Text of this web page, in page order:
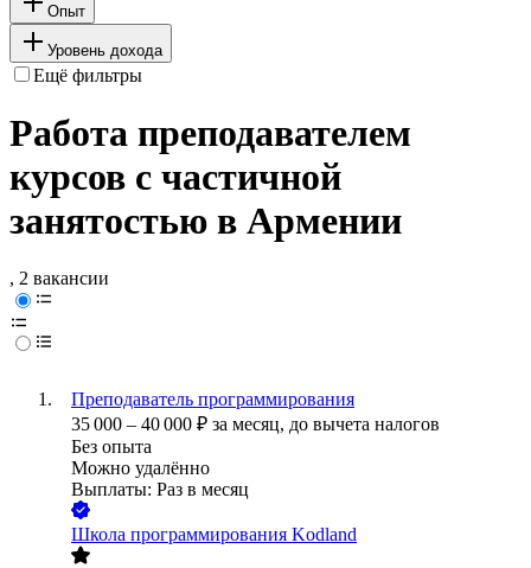
Опыт
Уровень дохода
Ещё фильтры
Работа преподавателем
курсов с частичной
занятостью в Армении
, 2 вакансии
Преподаватель программирования
35 000 – 40 000 ₽ за месяц, до вычета налогов
Без опыта
Можно удалённо
Выплаты: Раз в месяц
Школа программирования Kodland